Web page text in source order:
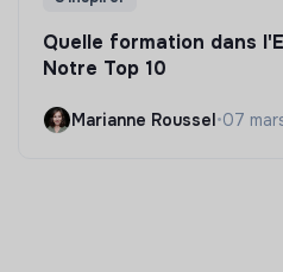
Quelle formation dans
Notre Top 10
Marianne Roussel•07